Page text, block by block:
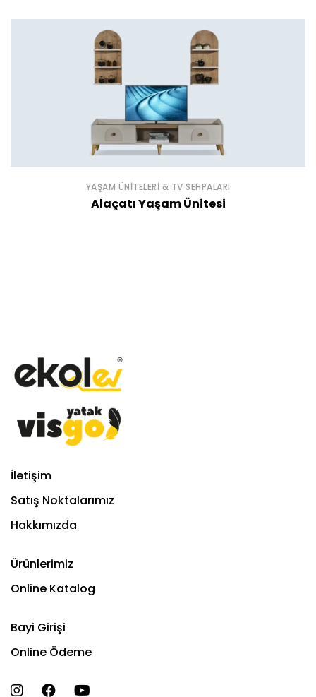
YAŞAM ÜNITELERI & TV SEHPALARI
Alaçatı Yaşam Ünitesi
İletişim
Satış Noktalarımız
Hakkımızda
Ürünlerimiz
Online Katalog
Bayi Girişi
Online Ödeme